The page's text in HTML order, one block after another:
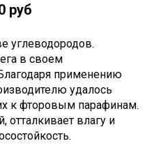
руб
углеводородов.
в своем
применению
удалось
к фторовым парафинам.
отталкивает влагу и